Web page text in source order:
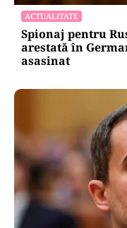
ACTUALITATE
Spionaj pentru
arestată în
asasinat